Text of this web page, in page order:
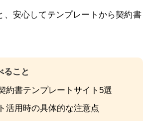
、安心してテンプレートから契約書
約書テンプレートサイト5選
活用時の具体的な注意点